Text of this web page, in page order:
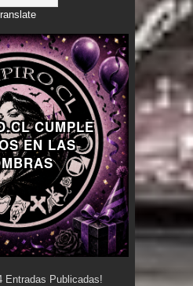
CUMPLE
EN LAS
Entradas Publicadas!